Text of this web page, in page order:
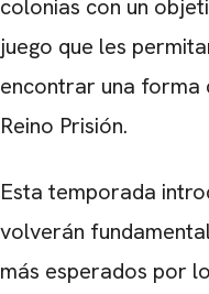
colonias con un
juego que les
encontrar una
Reino Prisión.
Esta temporada
volverán
más esperados por